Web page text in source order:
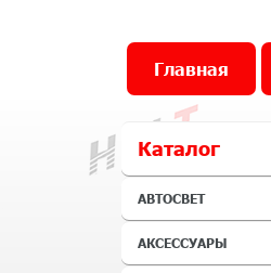
Главная
Каталог
АВТОСВЕТ
АКСЕССУАРЫ